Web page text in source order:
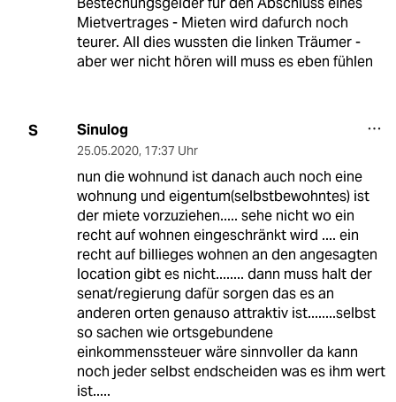
Mietvertrages - Mieten wird dafurch noch
teurer. All dies wussten die linken Träumer -
aber wer nicht hören will muss es eben fühlen
S Sinulog
25.05.2020, 17:37 Uhr
nun die wohnund ist danach auch noch eine
wohnung und eigentum(selbstbewohntes) ist
der miete vorzuziehen..... sehe nicht wo ein
recht auf wohnen eingeschränkt wird .... ein
recht auf billieges wohnen an den angesagten
location gibt es nicht........ dann muss halt der
senat/regierung dafür sorgen das es an
anderen orten genauso attraktiv ist........selbst
so sachen wie ortsgebundene
einkommenssteuer wäre sinnvoller da kann
noch jeder selbst endscheiden was es ihm wert
ist.....